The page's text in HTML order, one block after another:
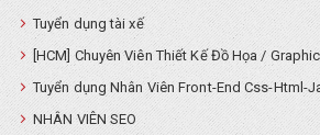
Tuyển dụng tài xế
[HCM] Chuyên Viên Thiết Kế Đồ Họa /
Tuyển dụng Nhân Viên Front-End Css-Html-
NHÂN VIÊN SEO